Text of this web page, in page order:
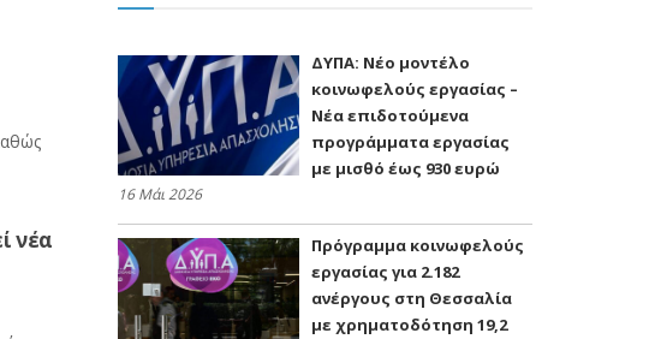
νέα
ΔΥΠΑ: Nέο μοντέλο
κοινωφελούς εργασίας –
Νέα επιδοτούμενα
προγράμματα εργασίας
με μισθό έως 930 ευρώ
16 Μάι 2026
Πρόγραμμα κοινωφελούς
εργασίας για 2.182
ανέργους στη Θεσσαλία
με χρηματοδότηση 19,2